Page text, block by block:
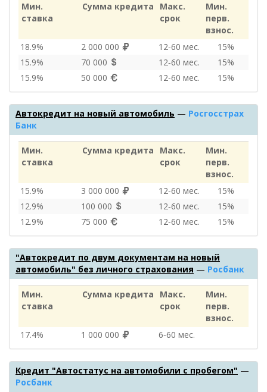
Мин.
ставка
Сумма кредита
Макс.
срок
Мин.
перв.
взнос.
18.9%
2 000 000 12‑60 мес.
15%
15.9%
70 000 12‑60 мес.
15%
15.9%
50 000 12‑60 мес. 15%
Автокредит на новый автомобиль — Росгосстрах
Банк
Мин.
ставка
Сумма кредита
Макс.
срок
Мин.
перв.
взнос.
15.9%
3 000 000 12‑60 мес.
15%
12.9%
100 000 12‑60 мес.
15%
12.9%
75 000 12‑60 мес. 15%
"Автокредит по двум документам на новый
автомобиль" без личного страхования — Росбанк
Мин.
ставка
Сумма кредита
Макс.
срок
Мин.
перв.
взнос.
17.4%
1 000 000 6‑60 мес.
Кредит "Автостатус на автомобили с пробегом" —
Росбанк